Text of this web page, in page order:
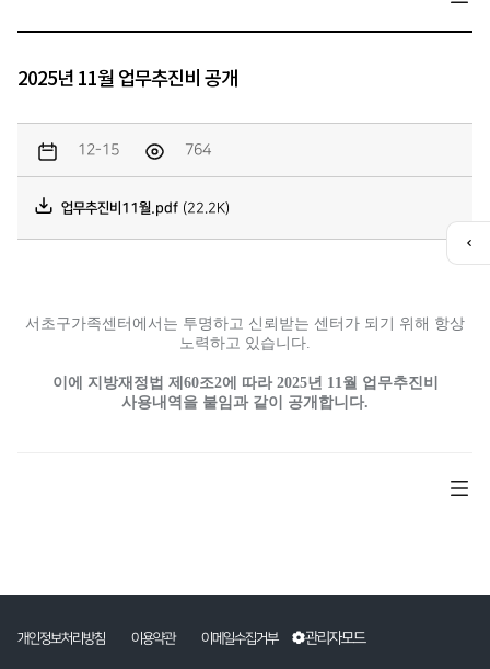
2025년 11월 업무추진비 공개
12-15 764
업무추진비11월.pdf (22.2K)
서초구가족센터에서는 투명하고 신뢰받는 센터가 되기 위해 항상
노력하고 있습니다.
이에 지방재정법 제60조2에 따라 2025년 11월 업무추진비
사용내역을 붙임과 같이 공개합니다.
개인정보처리방침 이용약관 이메일수집거부 관리자모드
퀵
메